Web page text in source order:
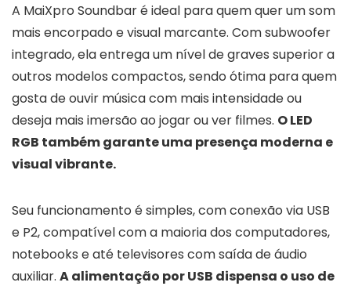
A MaiXpro Soundbar é ideal para quem quer um som
mais encorpado e visual marcante. Com subwoofer
integrado, ela entrega um nível de graves superior a
outros modelos compactos, sendo ótima para quem
gosta de ouvir música com mais intensidade ou
deseja mais imersão ao jogar ou ver filmes. O LED
RGB também garante uma presença moderna e
visual vibrante.
Seu funcionamento é simples, com conexão via USB
e P2, compatível com a maioria dos computadores,
notebooks e até televisores com saída de áudio
auxiliar. A alimentação por USB dispensa o uso de